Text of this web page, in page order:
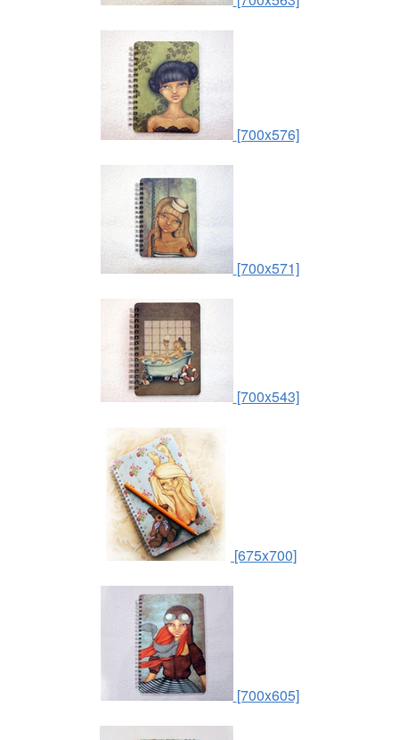
[700x576]
[700x571]
[700x543]
[675x700]
[700x605]